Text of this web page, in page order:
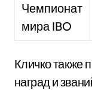
Чемпионат
мира IBO
Кличко также
наград и